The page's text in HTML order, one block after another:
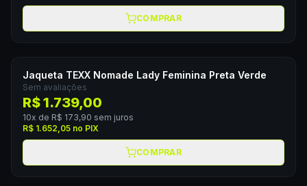
COMPRAR
Jaqueta TEXX Nomade Lady Feminina Preta Verde
Sem avaliações
R$ 1.739,00
10x de R$ 173,90 sem juros
R$ 1.652,05 no PIX
COMPRAR